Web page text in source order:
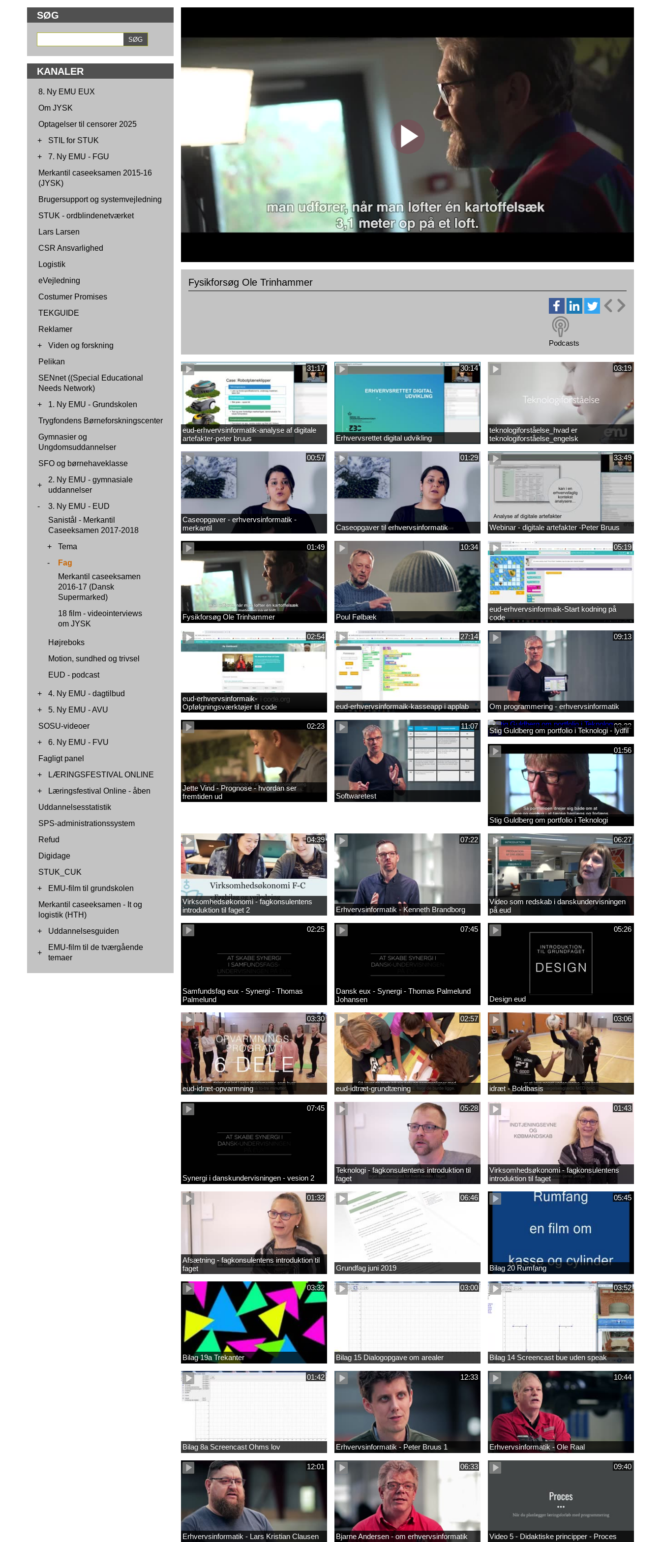
SØG
KANALER
8. Ny EMU EUX
Om JYSK
Optagelser til censorer 2025
+
STIL for STUK
+
7. Ny EMU - FGU
Merkantil caseeksamen 2015-16
(JYSK)
Brugersupport og systemvejledning
STUK - ordblindenetværket
Lars Larsen
CSR Ansvarlighed
Logistik
eVejledning
Costumer Promises
TEKGUIDE
Reklamer
+
Viden og forskning
Pelikan
SENnet ((Special Educational
Needs Network)
+
1. Ny EMU - Grundskolen
Trygfondens Børneforskningscenter
Gymnasier og
Ungdomsuddannelser
SFO og børnehaveklasse
+
2. Ny EMU - gymnasiale
uddannelser
-
3. Ny EMU - EUD
Sanistål - Merkantil
Caseeksamen 2017-2018
+
Tema
-
Fag
Merkantil caseeksamen
2016-17 (Dansk
Supermarked)
18 film - videointerviews
om JYSK
Højreboks
Motion, sundhed og trivsel
EUD - podcast
+
4. Ny EMU - dagtilbud
+
5. Ny EMU - AVU
SOSU-videoer
+
6. Ny EMU - FVU
Fagligt panel
+
LÆRINGSFESTIVAL ONLINE
+
Læringsfestival Online - åben
Uddannelsesstatistik
SPS-administrationssystem
Refud
Digidage
STUK_CUK
+
EMU-film til grundskolen
Merkantil caseeksamen - It og
logistik (HTH)
+
Uddannelsesguiden
+
EMU-film til de tværgående
temaer
Fysikforsøg Ole Trinhammer
Podcasts
31:17
eud-erhvervsinformatik-analyse af digitale
artefakter-peter bruus
30:14
Erhvervsrettet digital udvikling
03:19
teknologiforståelse_hvad er
teknologiforståelse_engelsk
00:57
Caseopgaver - erhvervsinformatik -
merkantil
01:29
Caseopgaver til erhvervsinformatik
33:49
Webinar - digitale artefakter -Peter Bruus
01:49
Fysikforsøg Ole Trinhammer
10:34
Poul Følbæk
05:19
eud-erhvervsinformaik-Start kodning på
code
02:54
eud-erhvervsinformaik-
Opfølgningsværktøjer til code
27:14
eud-erhvervsinformaik-kasseapp i applab
09:13
Om programmering - erhvervsinformatik
02:23
Jette Vind - Prognose - hvordan ser
fremtiden ud
11:07
Softwaretest
03:32
Stig Guldberg om portfolio i Teknologi - lydfil
01:56
Stig Guldberg om portfolio i Teknologi
04:39
Virksomhedsøkonomi - fagkonsulentens
introduktion til faget 2
07:22
Erhvervsinformatik - Kenneth Brandborg
06:27
Video som redskab i danskundervisningen
på eud
02:25
Samfundsfag eux - Synergi - Thomas
Palmelund
07:45
Dansk eux - Synergi - Thomas Palmelund
Johansen
05:26
Design eud
03:30
eud-idræt-opvarmning
02:57
eud-idtræt-grundtæning
03:06
idræt - Boldbasis
07:45
Synergi i danskundervisningen - vesion 2
05:28
Teknologi - fagkonsulentens introduktion til
faget
01:43
Virksomhedsøkonomi - fagkonsulentens
introduktion til faget
01:32
Afsætning - fagkonsulentens introduktion til
faget
06:46
Grundfag juni 2019
05:45
Bilag 20 Rumfang
03:32
Bilag 19a Trekanter
03:00
Bilag 15 Dialogopgave om arealer
03:52
Bilag 14 Screencast bue uden speak
01:42
Bilag 8a Screencast Ohms lov
12:33
Erhvervsinformatik - Peter Bruus 1
10:44
Erhvervsinformatik - Ole Raal
12:01
Erhvervsinformatik - Lars Kristian Clausen
06:33
Bjarne Andersen - om erhvervsinformatik
09:40
Video 5 - Didaktiske principper - Proces